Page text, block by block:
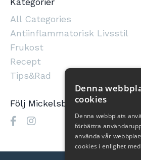
All Categories
Antiinflammatorisk Livsstil
Frukost
Recept
Tips&rad
Följ Mickelsbackas
Denna
cookies
Denna webbplats
förbättra
använda vår
cookies i enlighet